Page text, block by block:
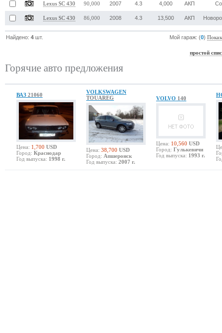
Lexus SC 430 90,000 2007 4.3 4,000 АКП
Lexus SC 430 86,000 2008 4.3 13,500 АКП
Найдено:4 шт. Мой гараж: (0)
простой
Горячие авто предложения
ВАЗ 21060
Цена: 1,700 USD
Город: Краснодар
Год выпуска: 1998 г.
VOLKSWAGEN
TOUAREG
Цена: 38,700 USD
Город: Апшеронск
Год выпуска: 2007 г.
VOLVO 140
Цена: 10,560 USD
Город: Гулькевичи
Год выпуска: 1993 г.